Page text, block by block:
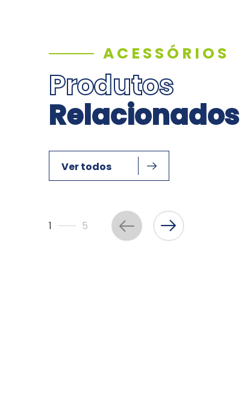
ACESSÓRIOS
Produtos
Relacionados
Ver todos
1 5